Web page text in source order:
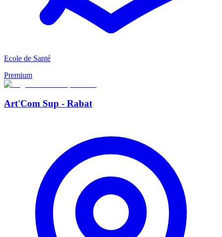
Ecole de Santé
Premium
Art'Com Sup - Rabat